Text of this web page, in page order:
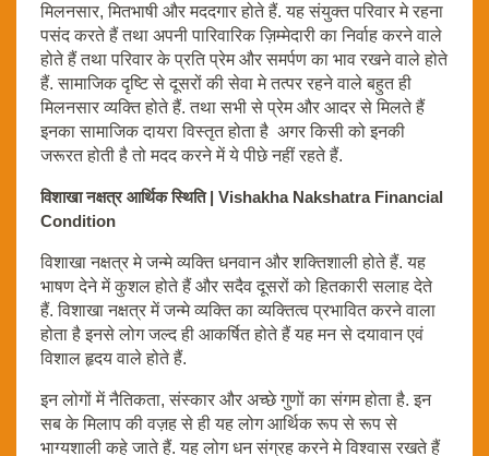
मिलनसार, मितभाषी और मददगार होते हैं. यह संयुक्त परिवार मे रहना
पसंद करते हैं तथा अपनी पारिवारिक ज़िम्मेदारी का निर्वाह करने वाले
होते हैं तथा परिवार के प्रति प्रेम और समर्पण का भाव रखने वाले होते
हैं. सामाजिक दृष्टि से दूसरों की सेवा मे तत्पर रहने वाले बहुत ही
मिलनसार व्यक्ति होते हैं. तथा सभी से प्रेम और आदर से मिलते हैं
इनका सामाजिक दायरा विस्तृत होता है अगर किसी को इनकी
जरूरत होती है तो मदद करने में ये पीछे नहीं रहते हैं.
विशाखा नक्षत्र आर्थिक स्थिति | Vishakha Nakshatra Financial
Condition
विशाखा नक्षत्र मे जन्मे व्यक्ति धनवान और शक्तिशाली होते हैं. यह
भाषण देने में कुशल होते हैं और सदैव दूसरों को हितकारी सलाह देते
हैं. विशाखा नक्षत्र में जन्मे व्यक्ति का व्यक्तित्व प्रभावित करने वाला
होता है इनसे लोग जल्द ही आकर्षित होते हैं यह मन से दयावान एवं
विशाल हृदय वाले होते हैं.
इन लोगों में नैतिकता, संस्कार और अच्छे गुणों का संगम होता है. इन
सब के मिलाप की वज़ह से ही यह लोग आर्थिक रूप से रूप से
भाग्यशाली कहे जाते हैं. यह लोग धन संग्रह करने मे विश्वास रखते हैं